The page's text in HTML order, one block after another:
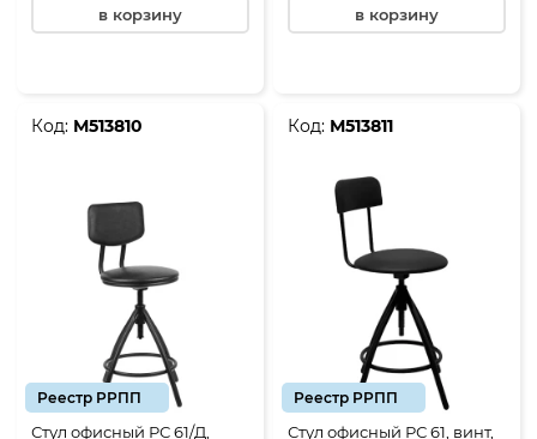
в корзину в корзину
Код: М513810
Реестр РРПП
Стул офисный РС 61/Д,
Код: М513811
Реестр РРПП
Стул офисный РС 61, винт,